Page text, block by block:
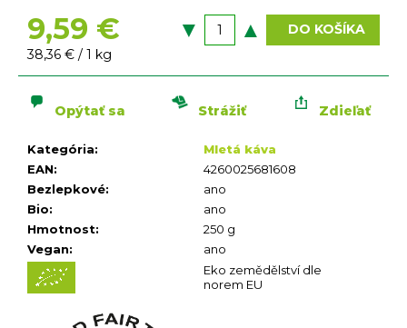
9,59 €
Jednotková
cena:
38,36 € / 1 kg
DO KOŠÍKA
Kategória:
Mletá káva
EAN:
4260025681608
Bezlepkové:
ano
Bio:
ano
Hmotnost:
250 g
Vegan:
ano
Eko zemědělství dle
norem EU
Opýtať sa Strážiť Zdieľať
e
e
á
s
?